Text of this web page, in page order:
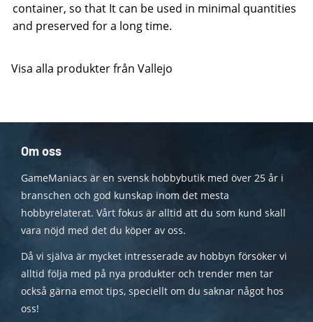
container, so that It can be used in minimal quantities
and preserved for a long time.
Visa alla produkter från Vallejo
Om oss
GameManiacs är en svensk hobbybutik med över 25 år i
branschen och god kunskap inom det mesta
hobbyrelaterat. Vårt fokus är alltid att du som kund skall
vara nöjd med det du köper av oss.
Då vi själva är mycket intresserade av hobbyn försöker vi
alltid följa med på nya produkter och trender men tar
också gärna emot tips, speciellt om du saknar något hos
oss!